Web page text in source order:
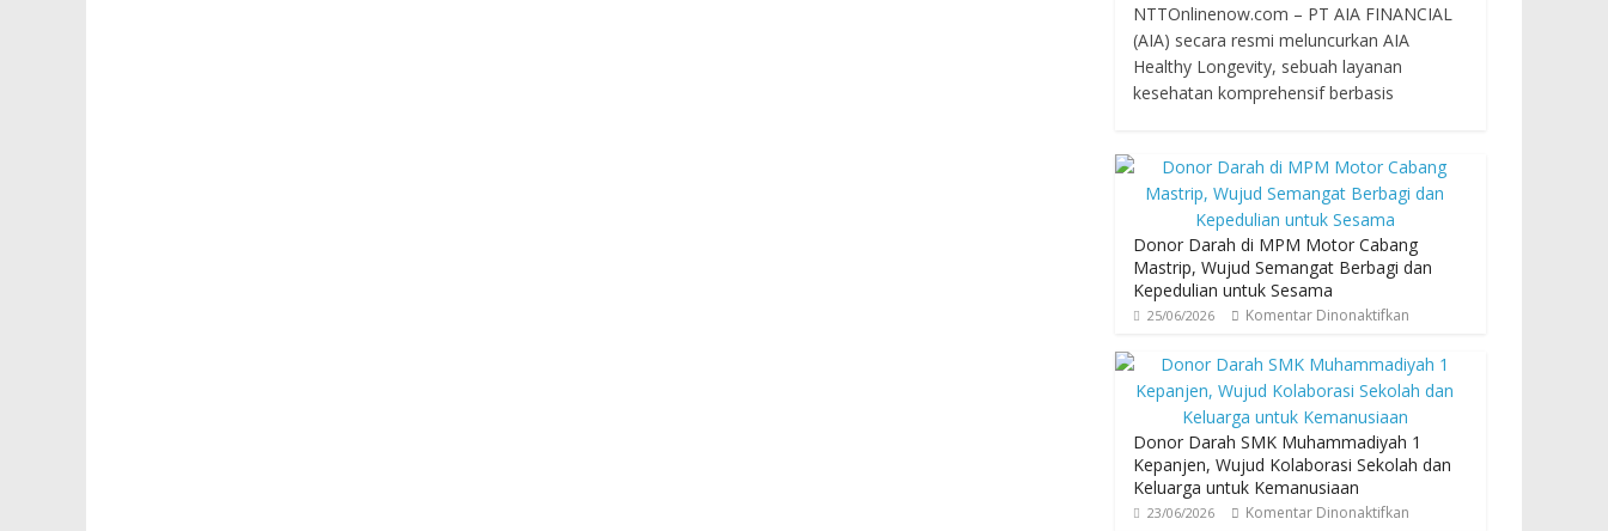
NTTOnlinenow.com – PT AIA FINANCIAL
(AIA) secara resmi meluncurkan AIA
Healthy Longevity, sebuah layanan
kesehatan komprehensif berbasis
Donor Darah di MPM Motor Cabang
Mastrip, Wujud Semangat Berbagi dan
Kepedulian untuk Sesama
25/06/2026 Komentar Dinonaktifkan
Donor Darah SMK Muhammadiyah 1
Kepanjen, Wujud Kolaborasi Sekolah dan
Keluarga untuk Kemanusiaan
23/06/2026 Komentar Dinonaktifkan